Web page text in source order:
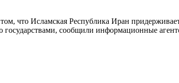
что Исламская Республика Иран
сообщили информационные